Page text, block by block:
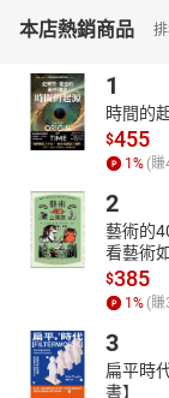
本店熱銷商品
1
時間的
$455
1 % (賺
2
藝術的
看藝術
$385
1 % (賺
3
扁平時
書】